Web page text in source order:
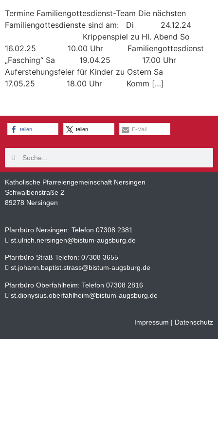
Termine Familiengottesdienst-Team Die nächsten
Familiengottesdienste sind am: Di 24.12.24
Krippenspiel zu Hl. Abend So
16.02.25 10.00 Uhr Familiengottesdienst
„Fasching“ Sa 19.04.25 17.00 Uhr
Auferstehungsfeier für Kinder zu Ostern Sa
17.05.25 18.00 Uhr Komm […]
teilen teilen E-Mail
Katholische Pfarreiengemeinschaft Nersingen
Schwalbenstraße 2
89278 Nersingen
Pfarrbüro Nersingen: Telefon 07308 2381
st.ulrich.nersingen@bistum-augsburg.de
Pfarrbüro Straß Telefon: 07308 3655
st.johann.baptist.strass@bistum-augsburg.de
Pfarrbüro Oberfahlheim: Telefon 07308 2816
st.dionysius.oberfahlheim@bistum-augsburg.de
Impressum | Datenschutz